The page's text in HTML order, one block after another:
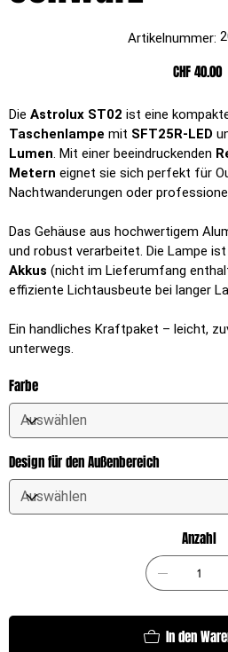
Artikelnummer:
Preis
CHF 40.00
Die Astrolux ST02 ist eine
Taschenlampe mit SFT25R-LED
Lumen. Mit einer beeindruckenden
Metern eignet sie sich perfekt für
Nachtwanderungen oder
Das Gehäuse aus hochwertigem
und robust verarbeitet. Die Lampe
Akkus (nicht im Lieferumfang
effiziente Lichtausbeute bei langer
Ein handliches Kraftpaket – leicht,
unterwegs.
Farbe
Design für den Außenbereich
Anzahl
In den